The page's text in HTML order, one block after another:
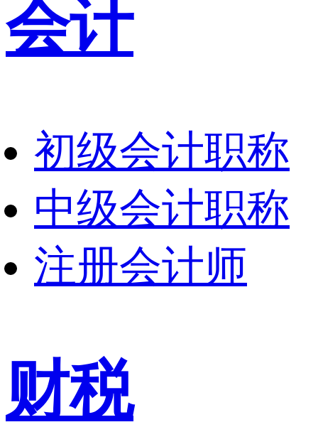
会计
初级会计职称
中级会计职称
注册会计师
财税